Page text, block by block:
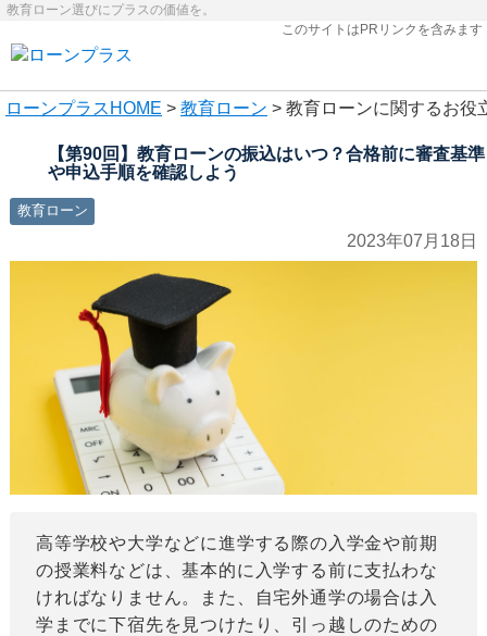
教育ローン選びにプラスの価値を。
このサイトはPRリンクを含みます
ローンプラス HOME > 教育ローン > 教育ローンに関するお役
【第90回】教育ローンの振込はいつ？合格前に審査基準
や申込手順を確認しよう
教育ローン
2023年07月18日
高等学校や大学などに進学する際の入学金や前期
の授業料などは、基本的に入学する前に支払わな
ければなりません。また、自宅外通学の場合は入
学までに下宿先を見つけたり、引っ越しのための